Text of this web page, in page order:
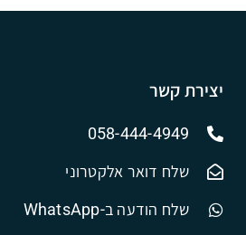
יצירת קשר
058-444-4949
שלח דואר אלקטרוני
שלח הודעה ב-WhatsApp